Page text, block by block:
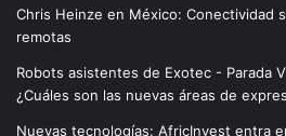
Chris Heinze en México: Conectividad
remotas
Robots asistentes de Exotec - Parada
¿Cuáles son las nuevas áreas de
Nuevas tecnologías: AfricInvest entra